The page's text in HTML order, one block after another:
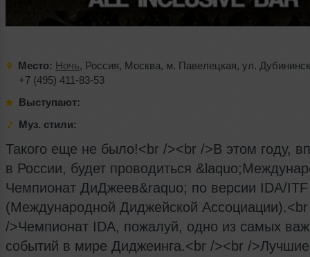
Место: Ночь, Россия, Москва, м. Павелецкая, ул.
+7 (495) 411-83-53
Выступают:
Муз. стили:
Такого еще не было!<br /><br />В этом году,
в России, будет проводиться
Чемпионат ДиДжеев&raquo; по версии IDA/ITF
(Международной Диджейской
/>Чемпионат IDA, пожалуй, одно из самых
событий в мире Диджеинга.<br /><br />Лучшие